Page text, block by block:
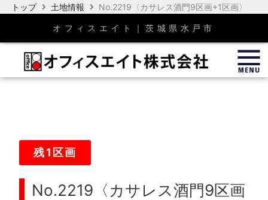
ッ
トップ 土地情報 No.2219〈カサレス酒門9区画+1区画〉
オフィスエイト｜茨城県水戸市
残1区画
No.2219〈カサレス酒門9区画